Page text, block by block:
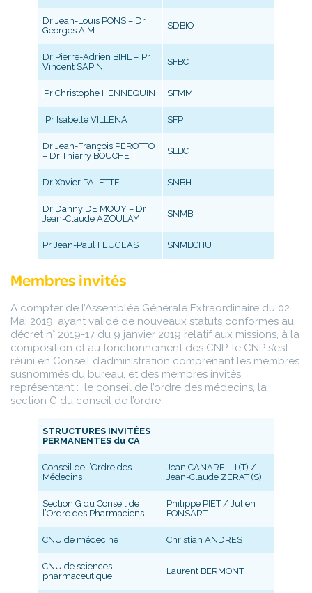
Dr Jean-Louis PONS – Dr
Georges AIM
SDBIO
Dr Pierre-Adrien BIHL – Pr
Vincent SAPIN
SFBC
Pr Christophe HENNEQUIN SFMM
Pr Isabelle VILLENA SFP
Dr Jean-François PEROTTO
– Dr Thierry BOUCHET
SLBC
Dr Xavier PALETTE SNBH
Dr Danny DE MOUY – Dr
Jean-Claude AZOULAY
SNMB
Pr Jean-Paul FEUGEAS SNMBCHU
Membres invités
A compter de l’Assemblée Générale Extraordinaire du 02
Mai 2019, ayant validé de nouveaux statuts conformes au
décret n° 2019-17 du 9 janvier 2019 relatif aux missions, à la
composition et au fonctionnement des CNP, le CNP s’est
réuni en Conseil d’administration comprenant les membres
susnommés du bureau, et des membres invités
représentant : le conseil de l’ordre des médecins, la
section G du conseil de l’ordre
STRUCTURES INVITÉES
PERMANENTES du CA
Conseil de l’Ordre des
Médecins
Jean CANARELLI (T) /
Jean-Claude ZERAT (S)
Section G du Conseil de
l’Ordre des Pharmaciens
Philippe PIET / Julien
FONSART
CNU de médecine Christian ANDRES
CNU de sciences
pharmaceutique
Laurent BERMONT